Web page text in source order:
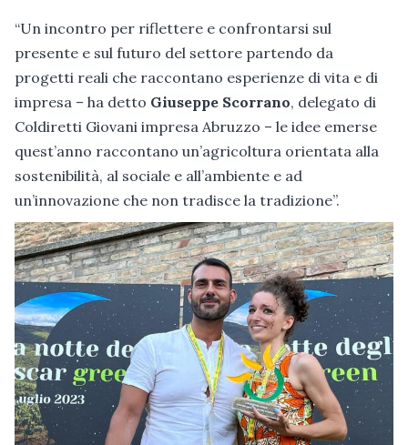
“Un incontro per riflettere e confrontarsi sul
presente e sul futuro del settore partendo da
progetti reali che raccontano esperienze di vita e di
impresa – ha detto Giuseppe Scorrano, delegato di
Coldiretti Giovani impresa Abruzzo – le idee emerse
quest’anno raccontano un’agricoltura orientata alla
sostenibilità, al sociale e all’ambiente e ad
un’innovazione che non tradisce la tradizione”.